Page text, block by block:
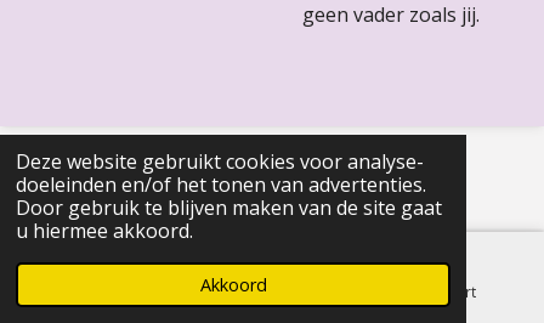
Deze website gebruikt cookies voor analyse-
doeleinden en/of het tonen van advertenties.
Door gebruik te blijven maken van de site gaat
u hiermee akkoord.
Akkoord
geen vader zoals jij.
© 2022 - 2026 Healing Happiness
Telefoonnummer Kaart